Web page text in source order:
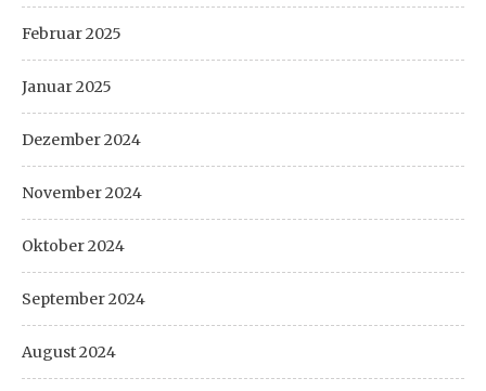
Februar 2025
Januar 2025
Dezember 2024
November 2024
Oktober 2024
September 2024
August 2024